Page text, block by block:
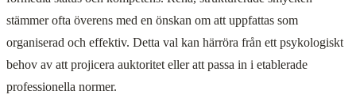
stämmer ofta överens med en önskan om att uppfattas som
organiserad och effektiv. Detta val kan härröra från ett psykologiskt
behov av att projicera auktoritet eller att passa in i etablerade
professionella normer.